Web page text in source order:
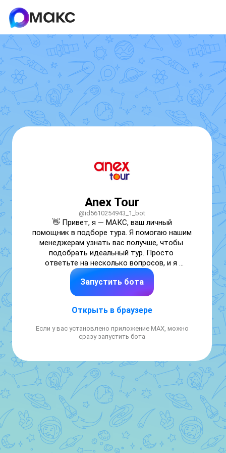
Anex Tour
@id5610254943_1_bot
👋 Привет, я — МАКС, ваш личный
помощник в подборе тура. Я помогаю нашим
менеджерам узнать вас получше, чтобы
подобрать идеальный тур. Просто
ответьте на несколько вопросов, и я
передаю всю информацию
Запустить бота
Открыть в браузере
Если у вас установлено приложение MAX, можно
сразу запустить бота